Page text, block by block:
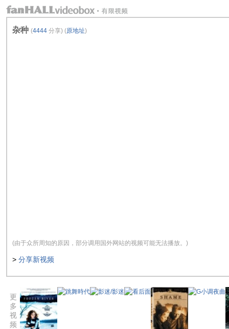
杂种 (4444 分享) (原地址)
(由于众所周知的原因，部分调用国外网站的视频可能无法播放。)
> 分享新视频
更
多
视
频